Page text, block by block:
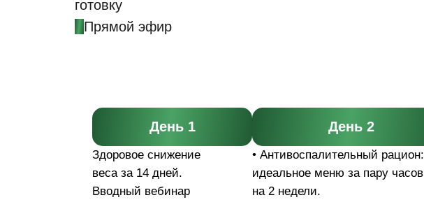
готовку
Прямой эфир
День 1
Здоровое снижение
веса за 14 дней.
Вводный вебинар
День 2
• Антивоспалительный рацион:
идеальное меню за пару часов
на 2 недели.